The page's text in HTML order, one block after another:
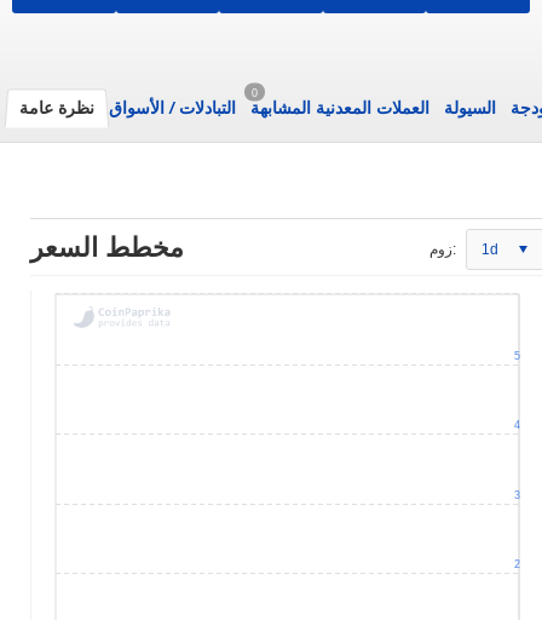
نظرة عامة التبادلات/ الأسواق
0
العملات المعدنية المشابهة السيولة
مخطط السعر زوم: 1d
2
3
4
5